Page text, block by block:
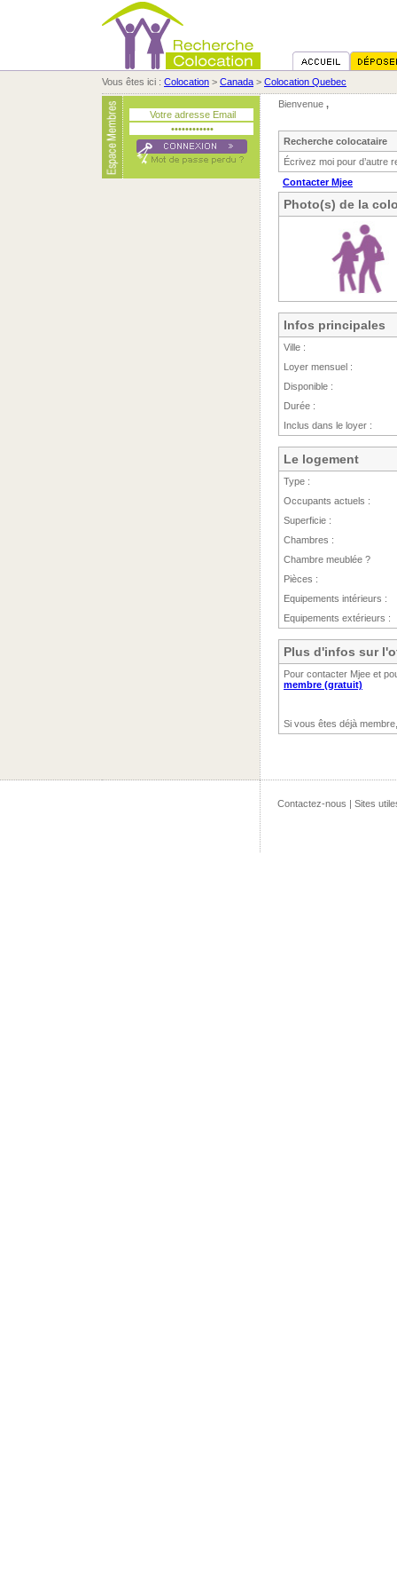
Vous êtes ici : Colocation > Canada > Colocation Quebec
Bienvenue ,
Recherche colocataire
Écrivez moi pour d’autre
Contacter Mjee
Photo(s) de la
Infos principales
Ville :
Loyer mensuel :
Disponible :
Durée :
Inclus dans le loyer :
Le logement
Type :
Occupants actuels :
Superficie :
Chambres :
Chambre meublée ?
Pièces :
Equipements intérieurs :
Equipements extérieurs :
Plus d'infos sur
Pour contacter Mjee et
membre (gratuit)
Si vous êtes déjà
Contactez-nous | Sites